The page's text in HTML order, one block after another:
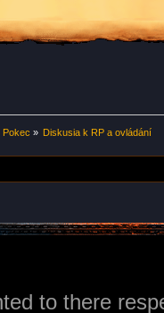
Pokec » Diskusia k RP a ovládání
to there